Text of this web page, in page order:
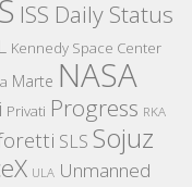
ISS Daily Status
Kennedy Space Center
Marte NASA
Privati Progress RKA
SLS Sojuz
ULA Unmanned